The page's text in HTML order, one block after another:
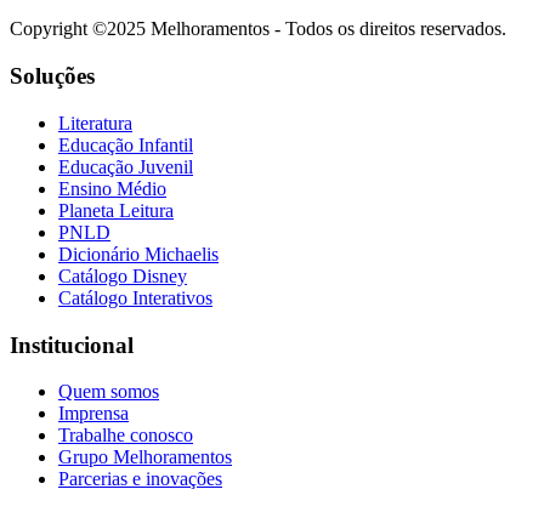
Copyright ©2025 Melhoramentos - Todos os direitos reservados.
Soluções
Literatura
Educação Infantil
Educação Juvenil
Ensino Médio
Planeta Leitura
PNLD
Dicionário Michaelis
Catálogo Disney
Catálogo Interativos
Institucional
Quem somos
Imprensa
Trabalhe conosco
Grupo Melhoramentos
Parcerias e inovações